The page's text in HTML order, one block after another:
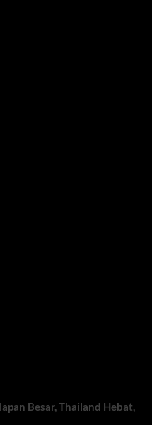
Besar, Thailand Hebat,